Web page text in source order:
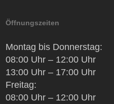
Öffnungszeiten
Montag bis Donnerstag:
08:00 Uhr – 12:00 Uhr
13:00 Uhr – 17:00 Uhr
Freitag:
08:00 Uhr – 12:00 Uhr